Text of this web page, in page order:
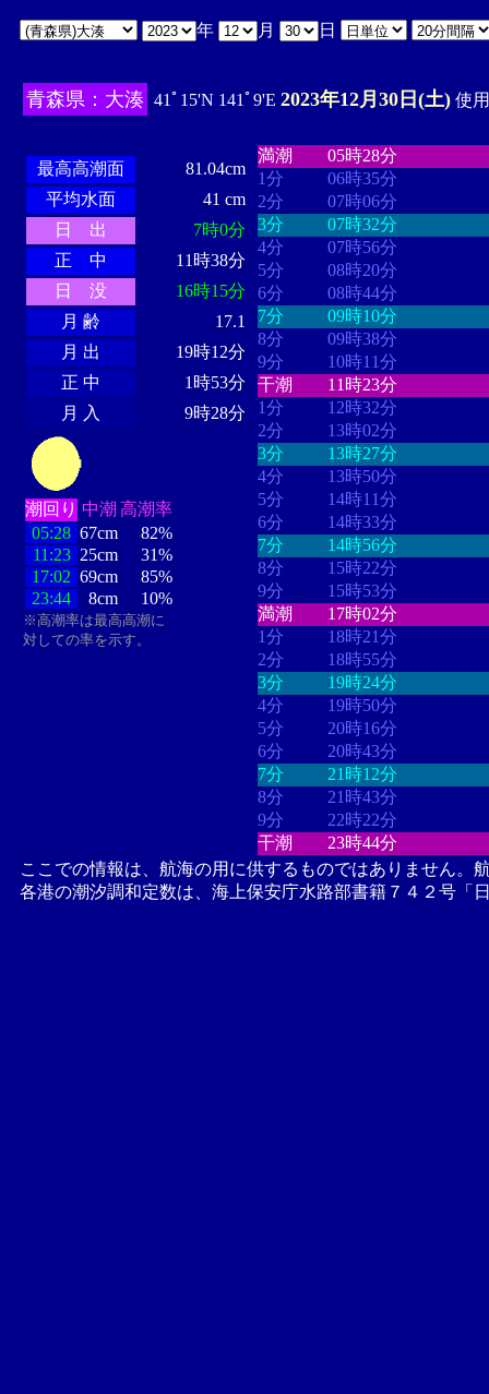
年 月 日
青森県：大湊 41ﾟ15'N 141ﾟ9'E 2023年12月30日(土) 使
最高高潮面
81.04cm
平均水面
41 cm
日 出
7時0分
正 中
11時38分
日 没
16時15分
月 齢
17.1
月 出
19時12分
正 中
1時53分
月 入
9時28分
潮回り 中潮 高潮率
05:28 67cm
82%
11:23 25cm
31%
17:02 69cm
85%
23:44
8cm 10%
※高潮率は最高高潮に
対しての率を示す。
満潮
05時28分
1分
06時35分
2分
07時06分
3分
07時32分
4分
07時56分
5分
08時20分
6分
08時44分
7分
09時10分
8分
09時38分
9分
10時11分
干潮
11時23分
1分
12時32分
2分
13時02分
3分
13時27分
4分
13時50分
5分
14時11分
6分
14時33分
7分
14時56分
8分
15時22分
9分
15時53分
満潮
17時02分
1分
18時21分
2分
18時55分
3分
19時24分
4分
19時50分
5分
20時16分
6分
20時43分
7分
21時12分
8分
21時43分
9分
22時22分
干潮
23時44分
ここでの情報は、航海の用に供するものではありません。
各港の潮汐調和定数は、海上保安庁水路部書籍７４２号「